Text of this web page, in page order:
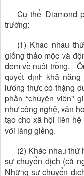
Cụ thể, Diamond
trường:
(1) Khác nhau
giống thảo mộc và
đem về nuôi trồng.
quyết định khả
lương thực có thặng
phần “chuyên viên”
như công nghệ, văn
tạo cho xã hội liên
với láng giềng.
(2) Khác nhau thứ
sự chuyển dịch (cả
Những sự chuyển